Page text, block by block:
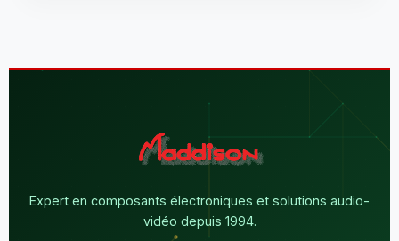
Expert en composants électroniques et solutions audio-
vidéo depuis 1994.